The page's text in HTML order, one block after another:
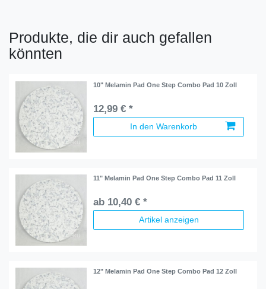
Produkte, die dir auch gefallen
könnten
10" Melamin Pad One Step Combo Pad 10 Zoll
12,99 € *
In den Warenkorb
11" Melamin Pad One Step Combo Pad 11 Zoll
ab 10,40 € *
Artikel anzeigen
12" Melamin Pad One Step Combo Pad 12 Zoll